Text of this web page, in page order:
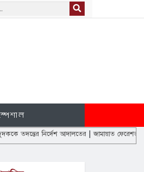
আদালতের|জামায়াত ফেরেশতাদের দল নয়,